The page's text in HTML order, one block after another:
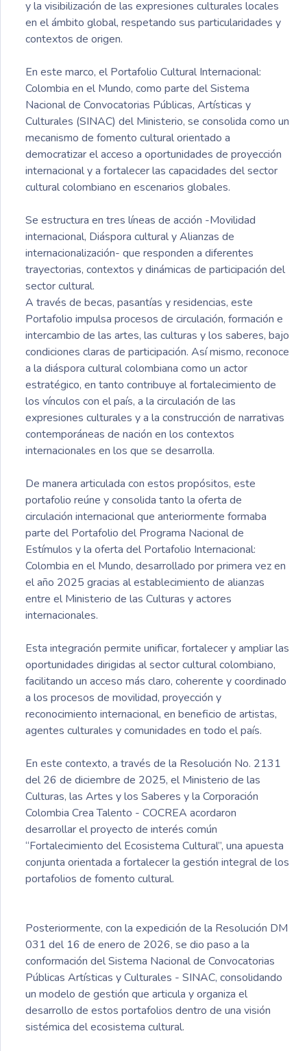
y la visibilización de las expresiones culturales locales
en el ámbito global, respetando sus particularidades y
contextos de origen.
En este marco, el Portafolio Cultural Internacional:
Colombia en el Mundo, como parte del Sistema
Nacional de Convocatorias Públicas, Artísticas y
Culturales (SINAC) del Ministerio, se consolida como un
mecanismo de fomento cultural orientado a
democratizar el acceso a oportunidades de proyección
internacional y a fortalecer las capacidades del sector
cultural colombiano en escenarios globales.
Se estructura en tres líneas de acción -Movilidad
internacional, Diáspora cultural y Alianzas de
internacionalización- que responden a diferentes
trayectorias, contextos y dinámicas de participación del
sector cultural.
A través de becas, pasantías y residencias, este
Portafolio impulsa procesos de circulación, formación e
intercambio de las artes, las culturas y los saberes, bajo
condiciones claras de participación. Así mismo, reconoce
a la diáspora cultural colombiana como un actor
estratégico, en tanto contribuye al fortalecimiento de
los vínculos con el país, a la circulación de las
expresiones culturales y a la construcción de narrativas
contemporáneas de nación en los contextos
internacionales en los que se desarrolla.
De manera articulada con estos propósitos, este
portafolio reúne y consolida tanto la oferta de
circulación internacional que anteriormente formaba
parte del Portafolio del Programa Nacional de
Estímulos y la oferta del Portafolio Internacional:
Colombia en el Mundo, desarrollado por primera vez en
el año 2025 gracias al establecimiento de alianzas
entre el Ministerio de las Culturas y actores
internacionales.
Esta integración permite unificar, fortalecer y ampliar las
oportunidades dirigidas al sector cultural colombiano,
facilitando un acceso más claro, coherente y coordinado
a los procesos de movilidad, proyección y
reconocimiento internacional, en beneficio de artistas,
agentes culturales y comunidades en todo el país.
En este contexto, a través de la Resolución No. 2131
del 26 de diciembre de 2025, el Ministerio de las
Culturas, las Artes y los Saberes y la Corporación
Colombia Crea Talento - COCREA acordaron
desarrollar el proyecto de interés común
“Fortalecimiento del Ecosistema Cultural”, una apuesta
conjunta orientada a fortalecer la gestión integral de los
portafolios de fomento cultural.
Posteriormente, con la expedición de la Resolución DM
031 del 16 de enero de 2026, se dio paso a la
conformación del Sistema Nacional de Convocatorias
Públicas Artísticas y Culturales - SINAC, consolidando
un modelo de gestión que articula y organiza el
desarrollo de estos portafolios dentro de una visión
sistémica del ecosistema cultural.